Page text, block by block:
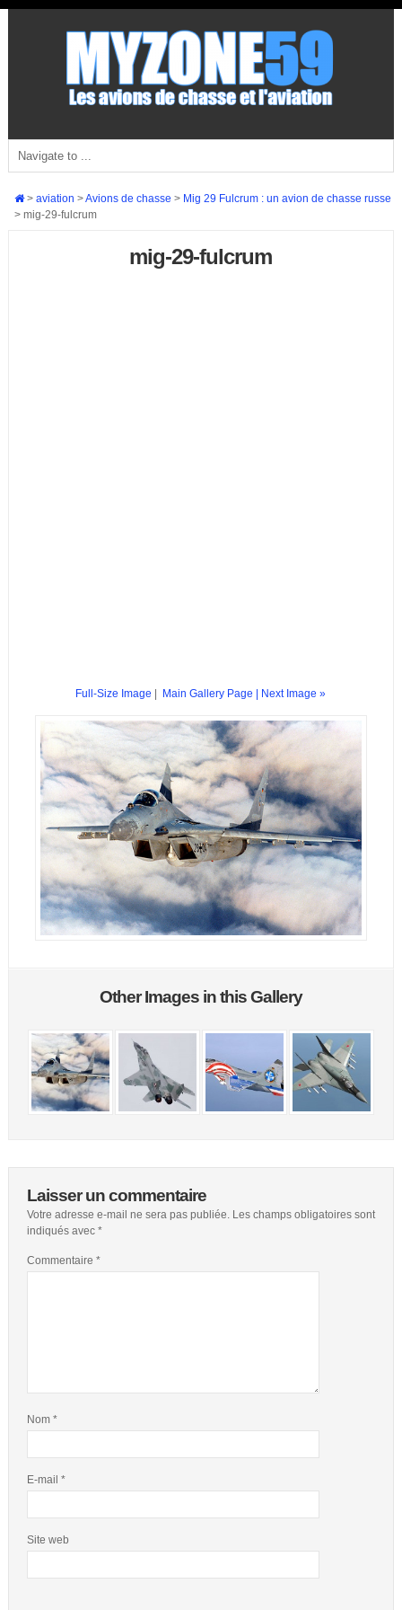
> aviation >Avions de chasse > Mig 29 Fulcrum : un avion de chasse russe
> mig-29-fulcrum
mig-29-fulcrum
Full-Size Image Main Gallery Page | Next Image »
Other Images in this Gallery
Laisser un commentaire
Votre adresse e-mail ne sera pas publiée. Les champs obligatoires sont
indiqués avec *
Commentaire *
Nom *
E-mail *
Site web